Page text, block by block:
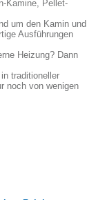
Kamine, Pellet-
um den Kamin und
Ausführungen
Heizung? Dann
traditioneller
noch von wenigen